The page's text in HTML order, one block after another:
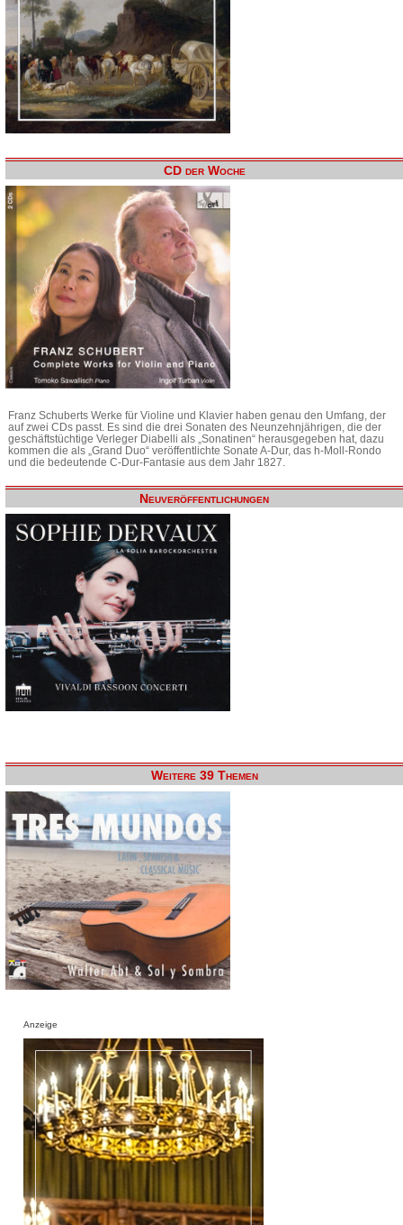
CD der Woche
Franz Schuberts Werke für Violine und Klavier haben genau den Umfang, der
auf zwei CDs passt. Es sind die drei Sonaten des Neunzehnjährigen, die der
geschäftstüchtige Verleger Diabelli als „Sonatinen“ herausgegeben hat, dazu
kommen die als „Grand Duo“ veröffentlichte Sonate A-Dur, das h-Moll-Rondo
und die bedeutende C-Dur-Fantasie aus dem Jahr 1827.
Neuveröffentlichungen
Weitere 39 Themen
Anzeige